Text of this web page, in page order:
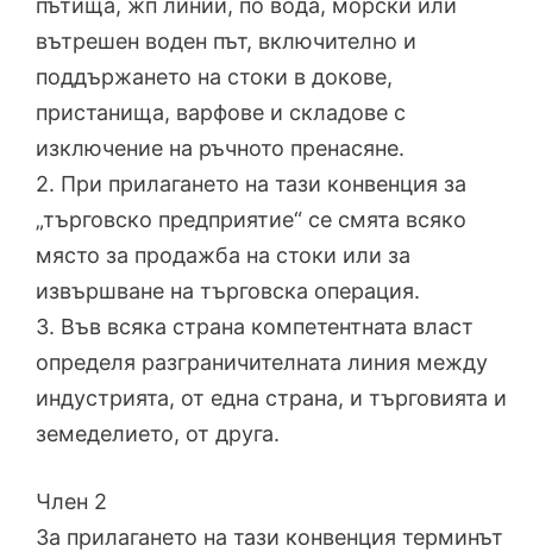
пътища, жп линии, по вода, морски или
вътрешен воден път, включително и
поддържането на стоки в докове,
пристанища, варфове и складове с
изключение на ръчното пренасяне.
2. При прилагането на тази конвенция за
„търговско предприятие“ се смята всяко
място за продажба на стоки или за
извършване на търговска операция.
3. Във всяка страна компетентната власт
определя разграничителната линия между
индустрията, от една страна, и търговията и
земеделието, от друга.
Член 2
За прилагането на тази конвенция терминът